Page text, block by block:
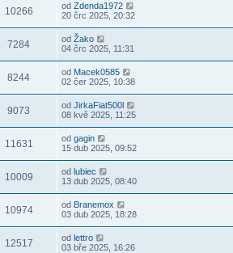
10266 od Zdenda1972
20 črc 2025, 20:32
7284 od Žako
04 črc 2025, 11:31
8244 od Macek0585
02 čer 2025, 10:38
9073 od JirkaFiat500l
08 kvě 2025, 11:25
11631 od gagin
15 dub 2025, 09:52
10009 od lubiec
13 dub 2025, 08:40
10974 od Branemox
03 dub 2025, 18:28
12517 od lettro
03 bře 2025, 16:26